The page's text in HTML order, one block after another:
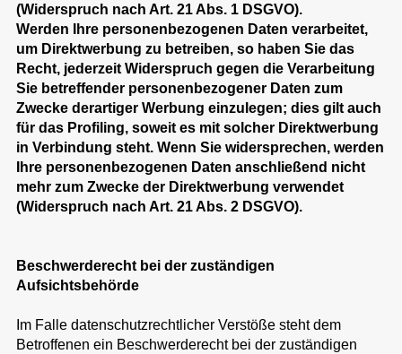
(Widerspruch nach Art. 21 Abs. 1 DSGVO).
Werden Ihre personenbezogenen Daten verarbeitet,
um Direktwerbung zu betreiben, so haben Sie das
Recht, jederzeit Widerspruch gegen die Verarbeitung
Sie betreffender personenbezogener Daten zum
Zwecke derartiger Werbung einzulegen; dies gilt auch
für das Profiling, soweit es mit solcher Direktwerbung
in Verbindung steht. Wenn Sie widersprechen, werden
Ihre personenbezogenen Daten anschließend nicht
mehr zum Zwecke der Direktwerbung verwendet
(Widerspruch nach Art. 21 Abs. 2 DSGVO).
Beschwerderecht bei der zuständigen
Aufsichtsbehörde
Im Falle datenschutzrechtlicher Verstöße steht dem
Betroffenen ein Beschwerderecht bei der zuständigen